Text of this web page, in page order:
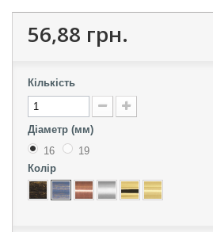
56,88 грн.
Кількість
Діаметр (мм)
16
19
Колір